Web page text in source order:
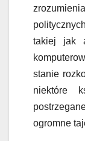
takiej jak
stanie
niektóre
ogromne